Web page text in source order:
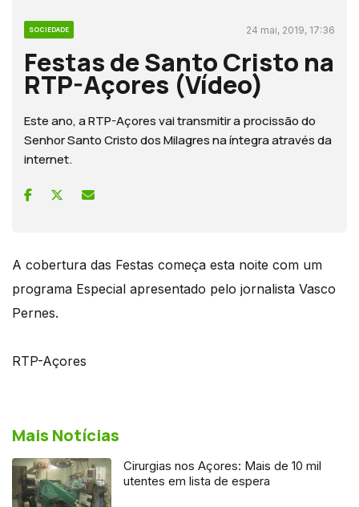
SOCIEDADE 24 mai, 2019, 17:36
Festas de Santo Cristo na
RTP-Açores (Vídeo)
Este ano, a RTP-Açores vai transmitir a procissão do
Senhor Santo Cristo dos Milagres na íntegra através da
internet.
A cobertura das Festas começa esta noite com um
programa Especial apresentado pelo jornalista Vasco
Pernes.
RTP-Açores
Mais Notícias
Cirurgias nos Açores: Mais de 10 mil
utentes em lista de espera